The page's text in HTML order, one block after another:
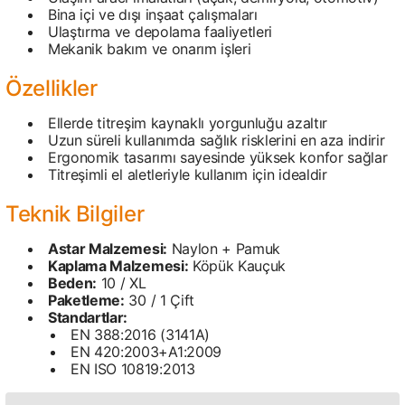
Bina içi ve dışı inşaat çalışmaları
Ulaştırma ve depolama faaliyetleri
Mekanik bakım ve onarım işleri
Özellikler
Ellerde titreşim kaynaklı yorgunluğu azaltır
Uzun süreli kullanımda sağlık risklerini en aza indirir
Ergonomik tasarımı sayesinde yüksek konfor sağlar
Titreşimli el aletleriyle kullanım için idealdir
Teknik Bilgiler
Astar Malzemesi: Naylon + Pamuk
Kaplama Malzemesi: Köpük Kauçuk
Beden: 10 / XL
Paketleme: 30 / 1 Çift
Standartlar:
EN 388:2016 (3141A)
EN 420:2003+A1:2009
EN ISO 10819:2013